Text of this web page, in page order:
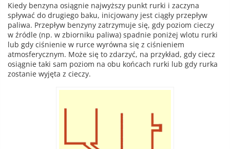
Kiedy benzyna osiągnie najwyższy punkt rurki i zaczyna
spływać do drugiego baku, inicjowany jest ciągły przepływ
paliwa. Przepływ benzyny zatrzymuje się, gdy poziom cieczy
w źródle (np. w zbiorniku paliwa) spadnie poniżej wlotu rurki
lub gdy ciśnienie w rurce wyrówna się z ciśnieniem
atmosferycznym. Może się to zdarzyć, na przykład, gdy ciecz
osiągnie taki sam poziom na obu końcach rurki lub gdy rurka
zostanie wyjęta z cieczy.